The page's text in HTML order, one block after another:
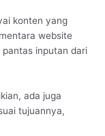
konten yang
website
inputan dari
ada juga
tujuannya,